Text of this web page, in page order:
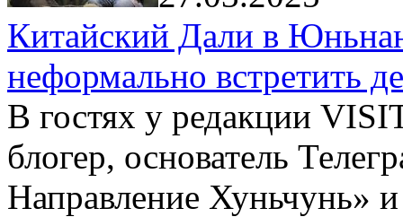
Китайский Дали в
неформально встретить
В гостях у редакции
блогер, основатель
Направление Хуньчунь»